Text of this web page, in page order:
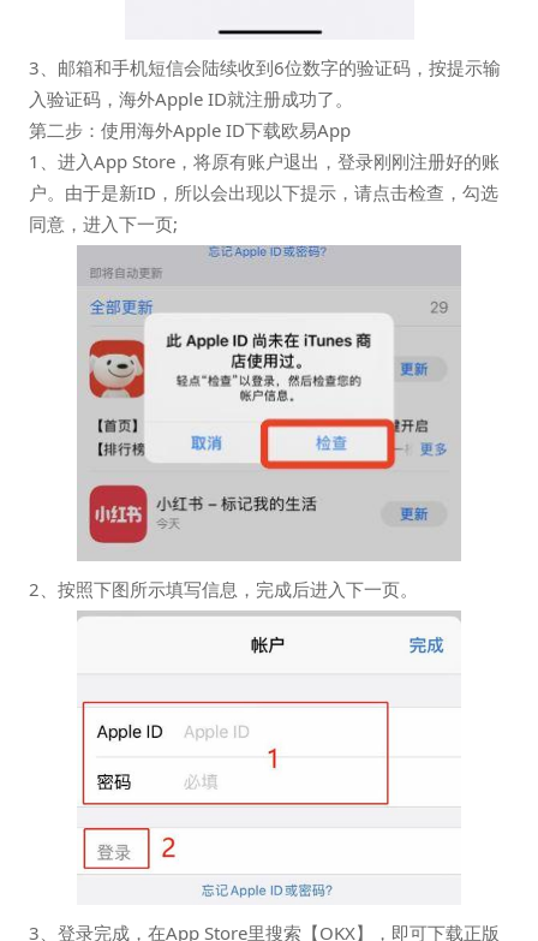
3、邮箱和手机短信会陆续收到6位数字的验证码，按提示输
入验证码，海外Apple ID就注册成功了。
第二步：使用海外Apple ID下载欧易App
1、进入App Store，将原有账户退出，登录刚刚注册好的账
户。由于是新ID，所以会出现以下提示，请点击检查，勾选
同意，进入下一页;
2、按照下图所示填写信息，完成后进入下一页。
3、登录完成，在App Store里搜索【OKX】，即可下载正版